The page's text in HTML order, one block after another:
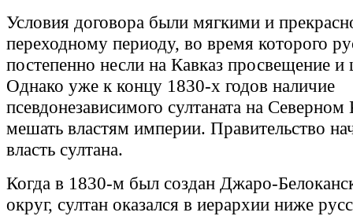
Условия договора были мягкими и
переходному периоду, во время которого
постепенно несли на Кавказ просвещение
Однако уже к концу 1830-х годов наличие
псевдонезависимого султаната на Северном
мешать властям империи. Правительство
власть султана.
Когда в 1830-м был создан Джаро-
округ, султан оказался в иерархии ниже